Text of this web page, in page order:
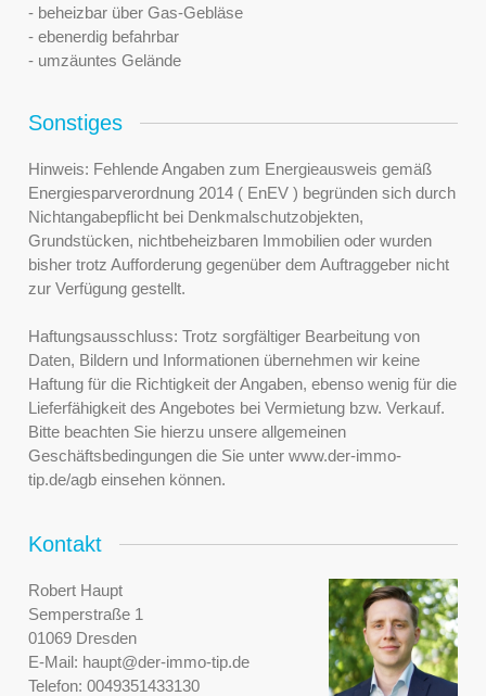
- beheizbar über Gas-Gebläse
- ebenerdig befahrbar
- umzäuntes Gelände
Sonstiges
Hinweis: Fehlende Angaben zum Energieausweis gemäß
Energiesparverordnung 2014 ( EnEV ) begründen sich durch
Nichtangabepflicht bei Denkmalschutzobjekten,
Grundstücken, nichtbeheizbaren Immobilien oder wurden
bisher trotz Aufforderung gegenüber dem Auftraggeber nicht
zur Verfügung gestellt.
Haftungsausschluss: Trotz sorgfältiger Bearbeitung von
Daten, Bildern und Informationen übernehmen wir keine
Haftung für die Richtigkeit der Angaben, ebenso wenig für die
Lieferfähigkeit des Angebotes bei Vermietung bzw. Verkauf.
Bitte beachten Sie hierzu unsere allgemeinen
Geschäftsbedingungen die Sie unter www.der-immo-
tip.de/agb einsehen können.
Kontakt
Robert Haupt
Semperstraße 1
01069 Dresden
E-Mail: haupt@der-immo-tip.de
Telefon: 0049351433130